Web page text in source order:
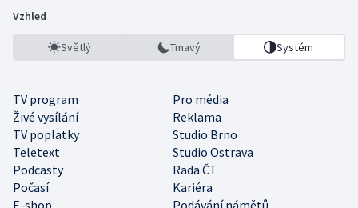
Vzhled
Světlý Tmavý Systém
TV program
Pro média
Živé vysílání
Reklama
TV poplatky
Studio Brno
Teletext
Studio Ostrava
Podcasty
Rada ČT
Počasí
Kariéra
E-shop
Podávání námětů